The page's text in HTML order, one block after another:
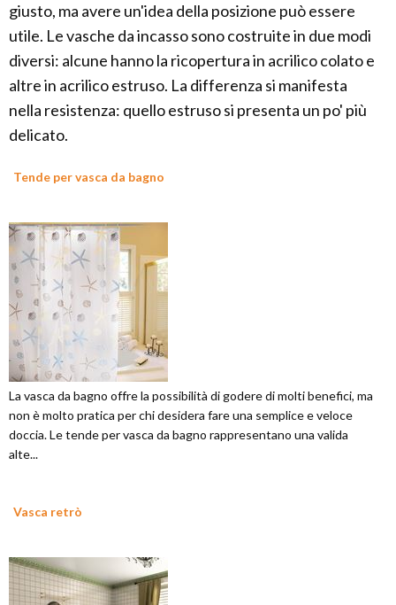
giusto, ma avere un'idea della posizione può essere
utile. Le vasche da incasso sono costruite in due modi
diversi: alcune hanno la ricopertura in acrilico colato e
altre in acrilico estruso. La differenza si manifesta
nella resistenza: quello estruso si presenta un po' più
delicato.
Tende per vasca da bagno
La vasca da bagno offre la possibilità di godere di molti benefici, ma
non è molto pratica per chi desidera fare una semplice e veloce
doccia. Le tende per vasca da bagno rappresentano una valida
alte...
Vasca retrò